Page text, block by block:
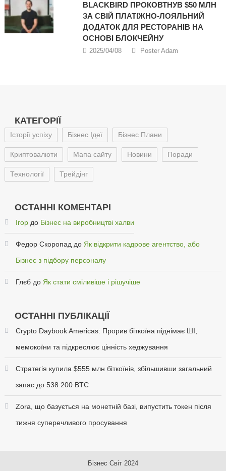
BLACKBIRD ПРОКОВТНУВ $50 МЛН
ЗА СВІЙ ПЛАТІЖНО-ЛОЯЛЬНИЙ
ДОДАТОК ДЛЯ РЕСТОРАНІВ НА
ОСНОВІ БЛОКЧЕЙНУ
2025/04/08 Poster Adam
КАТЕГОРІЇ
Історії успіху Бізнес Ідеї Бізнес Плани
Криптовалюти Мапа сайту Новини Поради
Технології Трейдінг
ОСТАННІ КОМЕНТАРІ
Ігордо Бізнес на виробництві халви
Федор Скоропад до Як відкрити кадрове агентство, або
Бізнес з підбору персоналу
Глєбдо Як стати сміливіше і рішучіше
ОСТАННІ ПУБЛІКАЦІЇ
Crypto Daybook Americas: Прорив біткоїна піднімає ШІ,
мемокоїни та підкреслює цінність хеджування
Стратегія купила $555 млн біткоїнів, збільшивши загальний
запас до 538 200 BTC
Zora, що базується на монетній базі, випустить токен після
тижня суперечливого просування
Бізнес Світ 2024